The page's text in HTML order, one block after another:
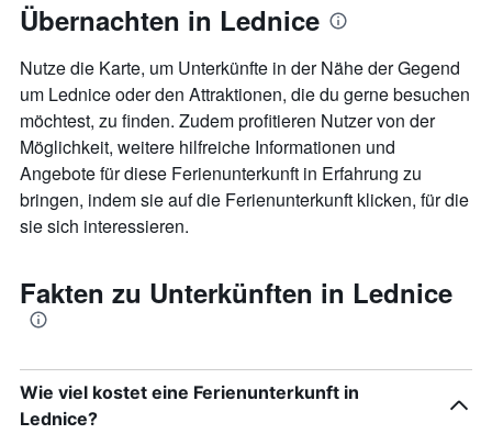
Übernachten in Lednice
Nutze die Karte, um Unterkünfte in der Nähe der Gegend
um Lednice oder den Attraktionen, die du gerne besuchen
möchtest, zu finden. Zudem profitieren Nutzer von der
Möglichkeit, weitere hilfreiche Informationen und
Angebote für diese Ferienunterkunft in Erfahrung zu
bringen, indem sie auf die Ferienunterkunft klicken, für die
sie sich interessieren.
Fakten zu Unterkünften in Lednice
Wie viel kostet eine Ferienunterkunft in
Lednice?